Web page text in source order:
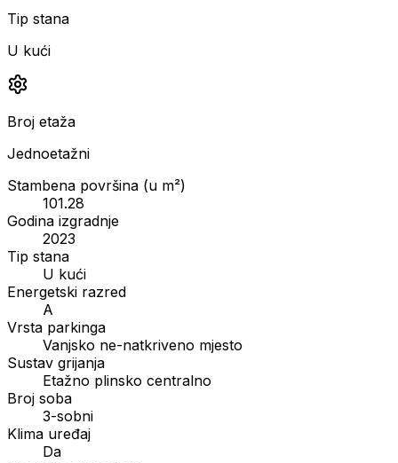
Tip stana
U kući
Broj etaža
Jednoetažni
Stambena površina (u m²)
101.28
Godina izgradnje
2023
Tip stana
U kući
Energetski razred
A
Vrsta parkinga
Vanjsko ne-natkriveno mjesto
Sustav grijanja
Etažno plinsko centralno
Broj soba
3-sobni
Klima uređaj
Da